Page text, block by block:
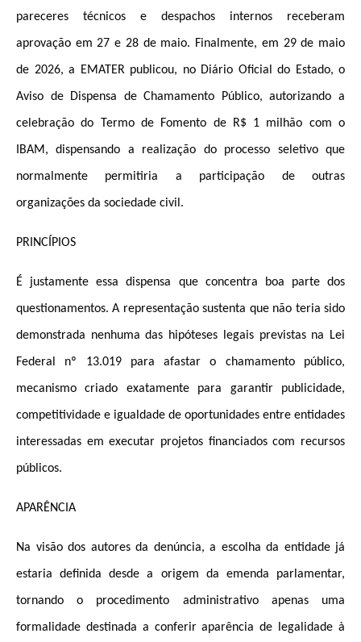
pareceres técnicos e despachos internos receberam
aprovação em 27 e 28 de maio. Finalmente, em 29 de maio
de 2026, a EMATER publicou, no Diário Oficial do Estado, o
Aviso de Dispensa de Chamamento Público, autorizando a
celebração do Termo de Fomento de R$ 1 milhão com o
IBAM, dispensando a realização do processo seletivo que
normalmente permitiria a participação de outras
organizações da sociedade civil.
PRINCÍPIOS
É justamente essa dispensa que concentra boa parte dos
questionamentos. A representação sustenta que não teria sido
demonstrada nenhuma das hipóteses legais previstas na Lei
Federal nº 13.019 para afastar o chamamento público,
mecanismo criado exatamente para garantir publicidade,
competitividade e igualdade de oportunidades entre entidades
interessadas em executar projetos financiados com recursos
públicos.
APARÊNCIA
Na visão dos autores da denúncia, a escolha da entidade já
estaria definida desde a origem da emenda parlamentar,
tornando o procedimento administrativo apenas uma
formalidade destinada a conferir aparência de legalidade à